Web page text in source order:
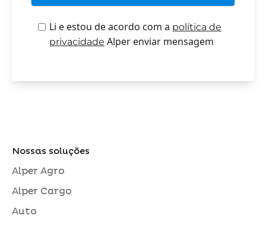
Li e estou de acordo com a política de
privacidade Alper enviar mensagem
Nossas soluções
Alper Agro
Alper Cargo
Auto